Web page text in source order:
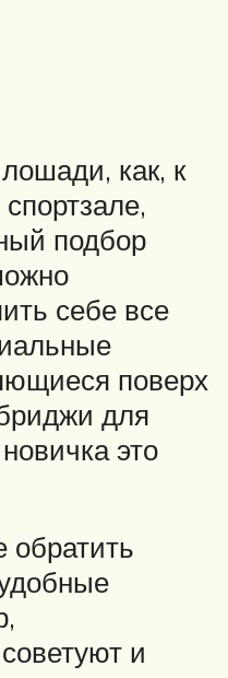
как, к
подбор
себе все
поверх
для
это
обратить
и